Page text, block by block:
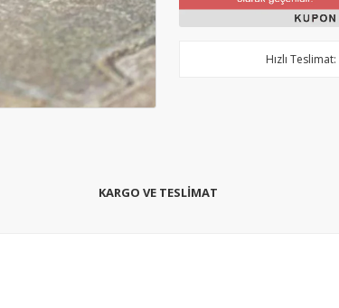
Hızlı Teslimat:
KARGO VE TESLİMAT